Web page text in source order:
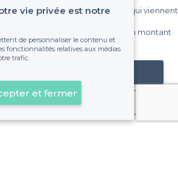
parmi le million de visiteurs qui viennent
sans engagement, vous payez un montant
de voir déraper la facture.
mon établissement
Déjà client
vie privée est notre
de personnaliser le contenu et
fonctionnalités relatives aux médias
trafic.
et fermer